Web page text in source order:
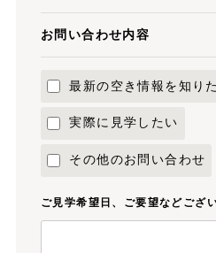
お問い合わせ内容
最新の空き情報を知り
実際に見学したい
その他のお問い合わせ
ご見学希望日、ご要望などござ